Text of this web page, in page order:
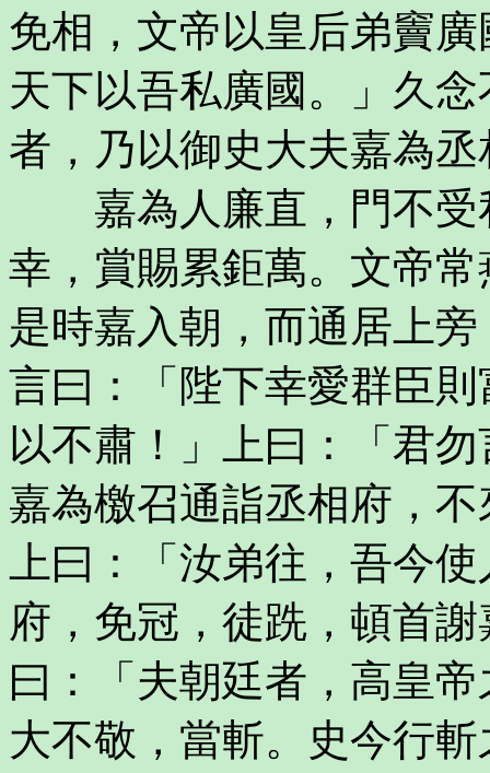
免相，文帝以皇后弟竇
天下以吾私廣國。」久
者，乃以御史大夫嘉為
嘉為人廉直，門不受
幸，賞賜累鉅萬。文帝
是時嘉入朝，而通居上
言曰：「陛下幸愛群臣
以不肅！」上曰：「君
嘉為檄召通詣丞相府，
上曰：「汝弟往，吾今
府，免冠，徒跣，頓首
曰：「夫朝廷者，高皇
大不敬，當斬。史今行